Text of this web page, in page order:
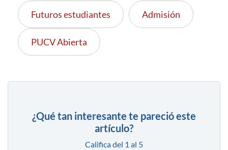
Futuros estudiantes Admisión
PUCV Abierta
¿Qué tan interesante te pareció este
artículo?
Califica del 1 al 5